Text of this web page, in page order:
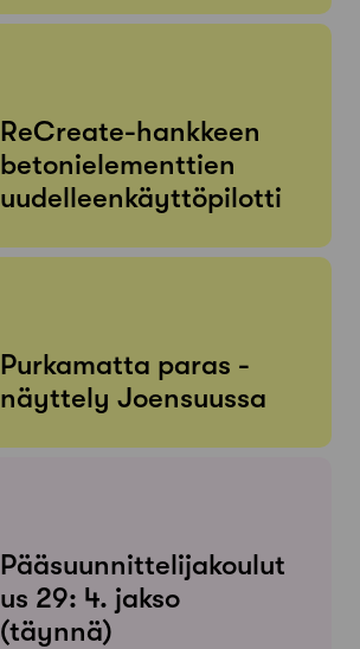
ReCreate-hankkeen
betonielementtien
uudelleenkäyttöpilotti
Purkamatta paras -
näyttely Joensuussa
Pääsuunnittelijakoulut
us 29: 4. jakso
(täynnä)